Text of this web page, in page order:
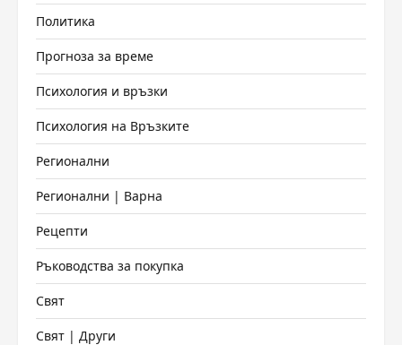
Политика
Прогноза за време
Психология и връзки
Психология на Връзките
Регионални
Регионални | Варна
Рецепти
Ръководства за покупка
Свят
Свят | Други